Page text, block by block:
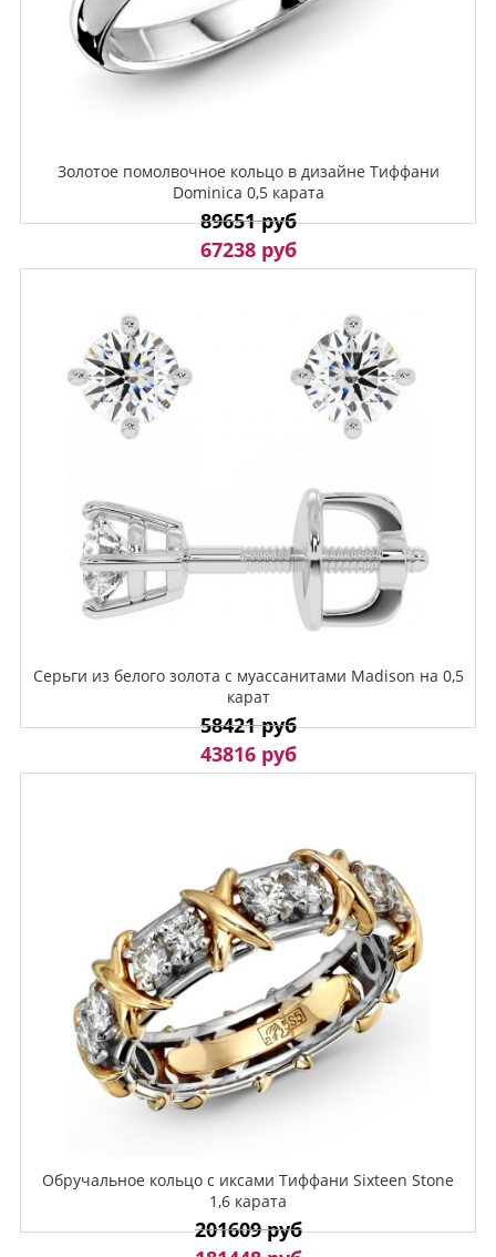
Золотое помолвочное кольцо в дизайне Тиффани
Dominica 0,5 карата
89651 руб
67238 руб
Серьги из белого золота с муассанитами Madison на 0,5
карат
58421 руб
43816 руб
Обручальное кольцо с иксами Тиффани Sixteen Stone
1,6 карата
201609 руб